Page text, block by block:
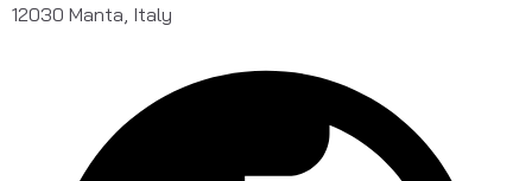
12030 Manta, Italy